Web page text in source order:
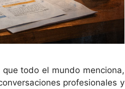
todo el mundo menciona,
profesionales y